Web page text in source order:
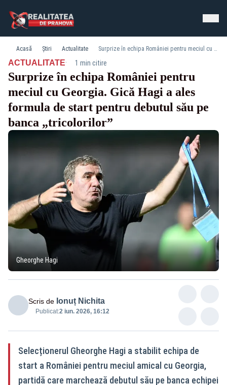
Acasă Știri Actualitate Surprize în echipa României pentru meciul cu Georgia. Gică Hagi a ales formula de start pentru debutul său pe banca „tricolorilor”
ACTUALITATE· 1 min citire
Surprize în echipa României pentru
meciul cu Georgia. Gică Hagi a ales
formula de start pentru debutul său pe
banca „tricolorilor”
Gheorghe Hagi
Scris de Ionuț Nichita
Publicat:2 iun. 2026, 16:12
Selecționerul Gheorghe Hagi a stabilit echipa de
start a României pentru meciul amical cu Georgia,
partidă care marchează debutul său pe banca echipei